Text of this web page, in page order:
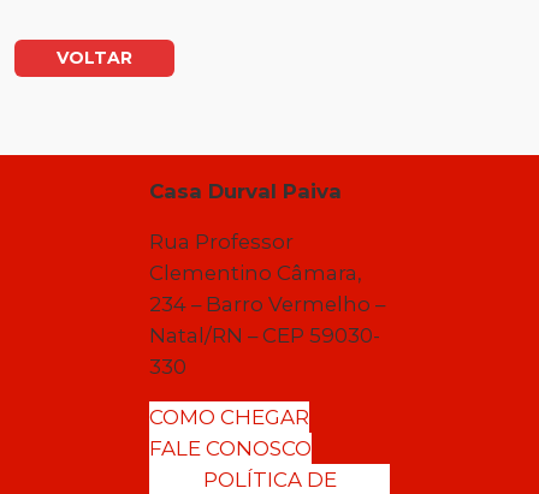
VOLTAR
Casa Durval Paiva
Rua Professor
Clementino Câmara,
234 – Barro Vermelho –
Natal/RN – CEP 59030-
330
COMO CHEGAR
FALE CONOSCO
POLÍTICA DE